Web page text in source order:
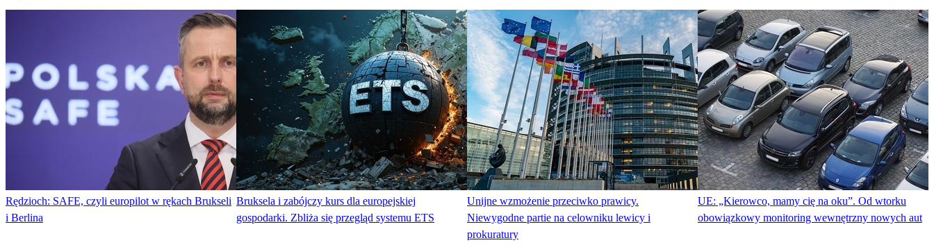
Rędzioch: SAFE, czyli europilot w rękach Brukseli
i Berlina
Bruksela i zabójczy kurs dla europejskiej
gospodarki. Zbliża się przegląd systemu ETS
Unijne wzmożenie przeciwko prawicy.
Niewygodne partie na celowniku lewicy i
prokuratury
UE: „Kierowco, mamy cię na oku”. Od wtorku
obowiązkowy monitoring wewnętrzny nowych aut